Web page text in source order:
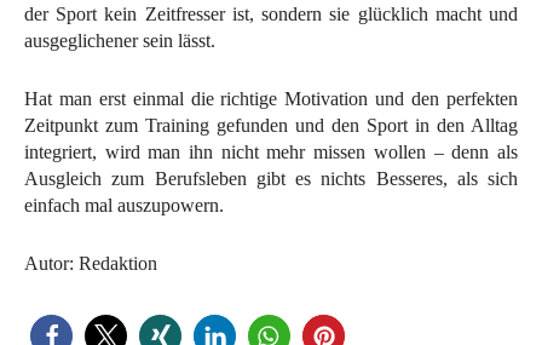
der Sport kein Zeitfresser ist, sondern sie glücklich macht und
ausgeglichener sein lässt.
Hat man erst einmal die richtige Motivation und den perfekten
Zeitpunkt zum Training gefunden und den Sport in den Alltag
integriert, wird man ihn nicht mehr missen wollen – denn als
Ausgleich zum Berufsleben gibt es nichts Besseres, als sich
einfach mal auszupowern.
Autor: Redaktion